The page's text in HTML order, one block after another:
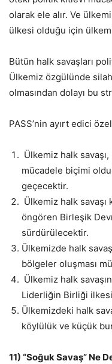
olarak ele alır. Ve
ülkesi olduğu için
Bütün halk savaşları
Ülkemiz özgülünde
olmasından dolayı bu
PASS’nin ayırt edici
Ülkemiz halk
mücadele biçimi
geçecektir.
Ülkemiz halk
öngören Birleşik
sürdürülecektir.
Ülkemizde halk
bölgeler oluşması
Ülkemiz halk
Liderliğin Birliği
Ülkemizdeki halk
köylülük ve küçük
11) “Soğuk Savaş” Ne